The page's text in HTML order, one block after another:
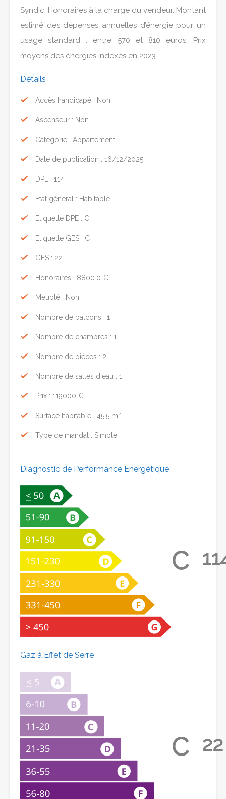
Syndic. Honoraires à la charge du vendeur. Montant
estimé des dépenses annuelles d’énergie pour un
usage standard : entre 570 et 810 euros. Prix
moyens des énergies indexés en 2023.
Détails
Accès handicapé : Non
Ascenseur : Non
Catégorie : Appartement
Date de publication : 16/12/2025
DPE : 114
Etat général : Habitable
Etiquette DPE : C
Etiquette GES : C
GES : 22
Honoraires : 8800.0 €
Meublé : Non
Nombre de balcons : 1
Nombre de chambres : 1
Nombre de pièces : 2
Nombre de salles d'eau : 1
Prix : 119000 €
Surface habitable : 45.5 m²
Type de mandat : Simple
Diagnostic de Performance Energétique
C
Gaz à Effet de Serre
C 22